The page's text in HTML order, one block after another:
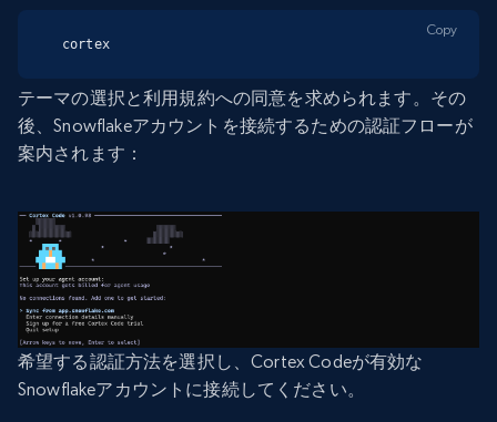
cortex
Copy
テーマの選択と利用規約への同意を求められます。その
後、Snowflakeアカウントを接続するための認証フローが
案内されます：
希望する認証方法を選択し、Cortex Codeが有効な
Snowflakeアカウントに接続してください。